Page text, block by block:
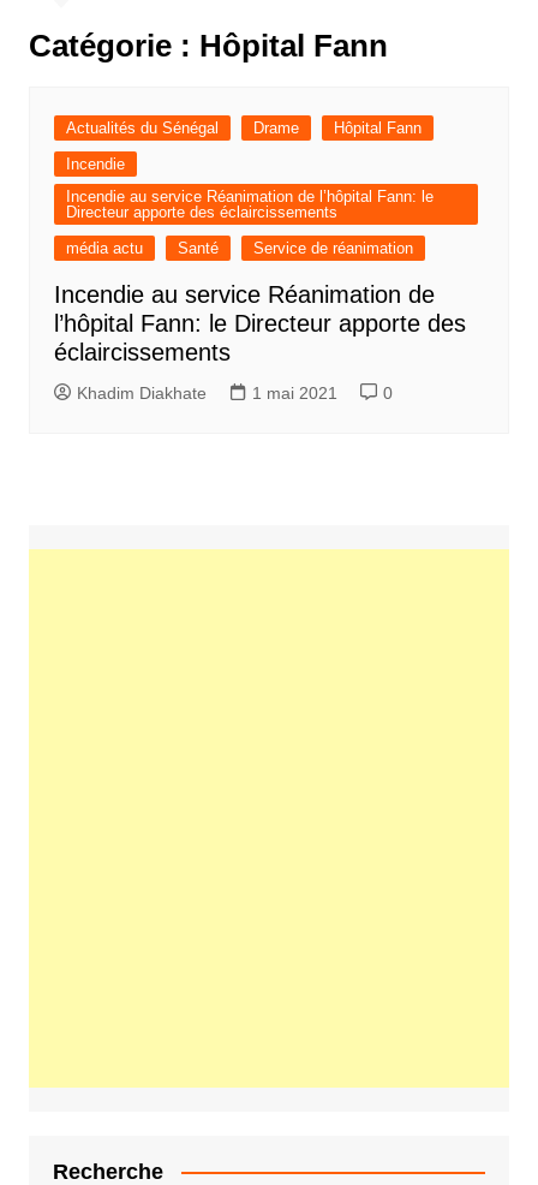
Catégorie : Hôpital Fann
Actualités du Sénégal Drame
Hôpital Fann
Incendie
Incendie au service Réanimation de l’hôpital Fann: le
Directeur apporte des éclaircissements
média actu
Santé Service de réanimation
Incendie au service Réanimation de
l’hôpital Fann: le Directeur apporte des
éclaircissements
Khadim Diakhate 1 mai 2021 0
Recherche